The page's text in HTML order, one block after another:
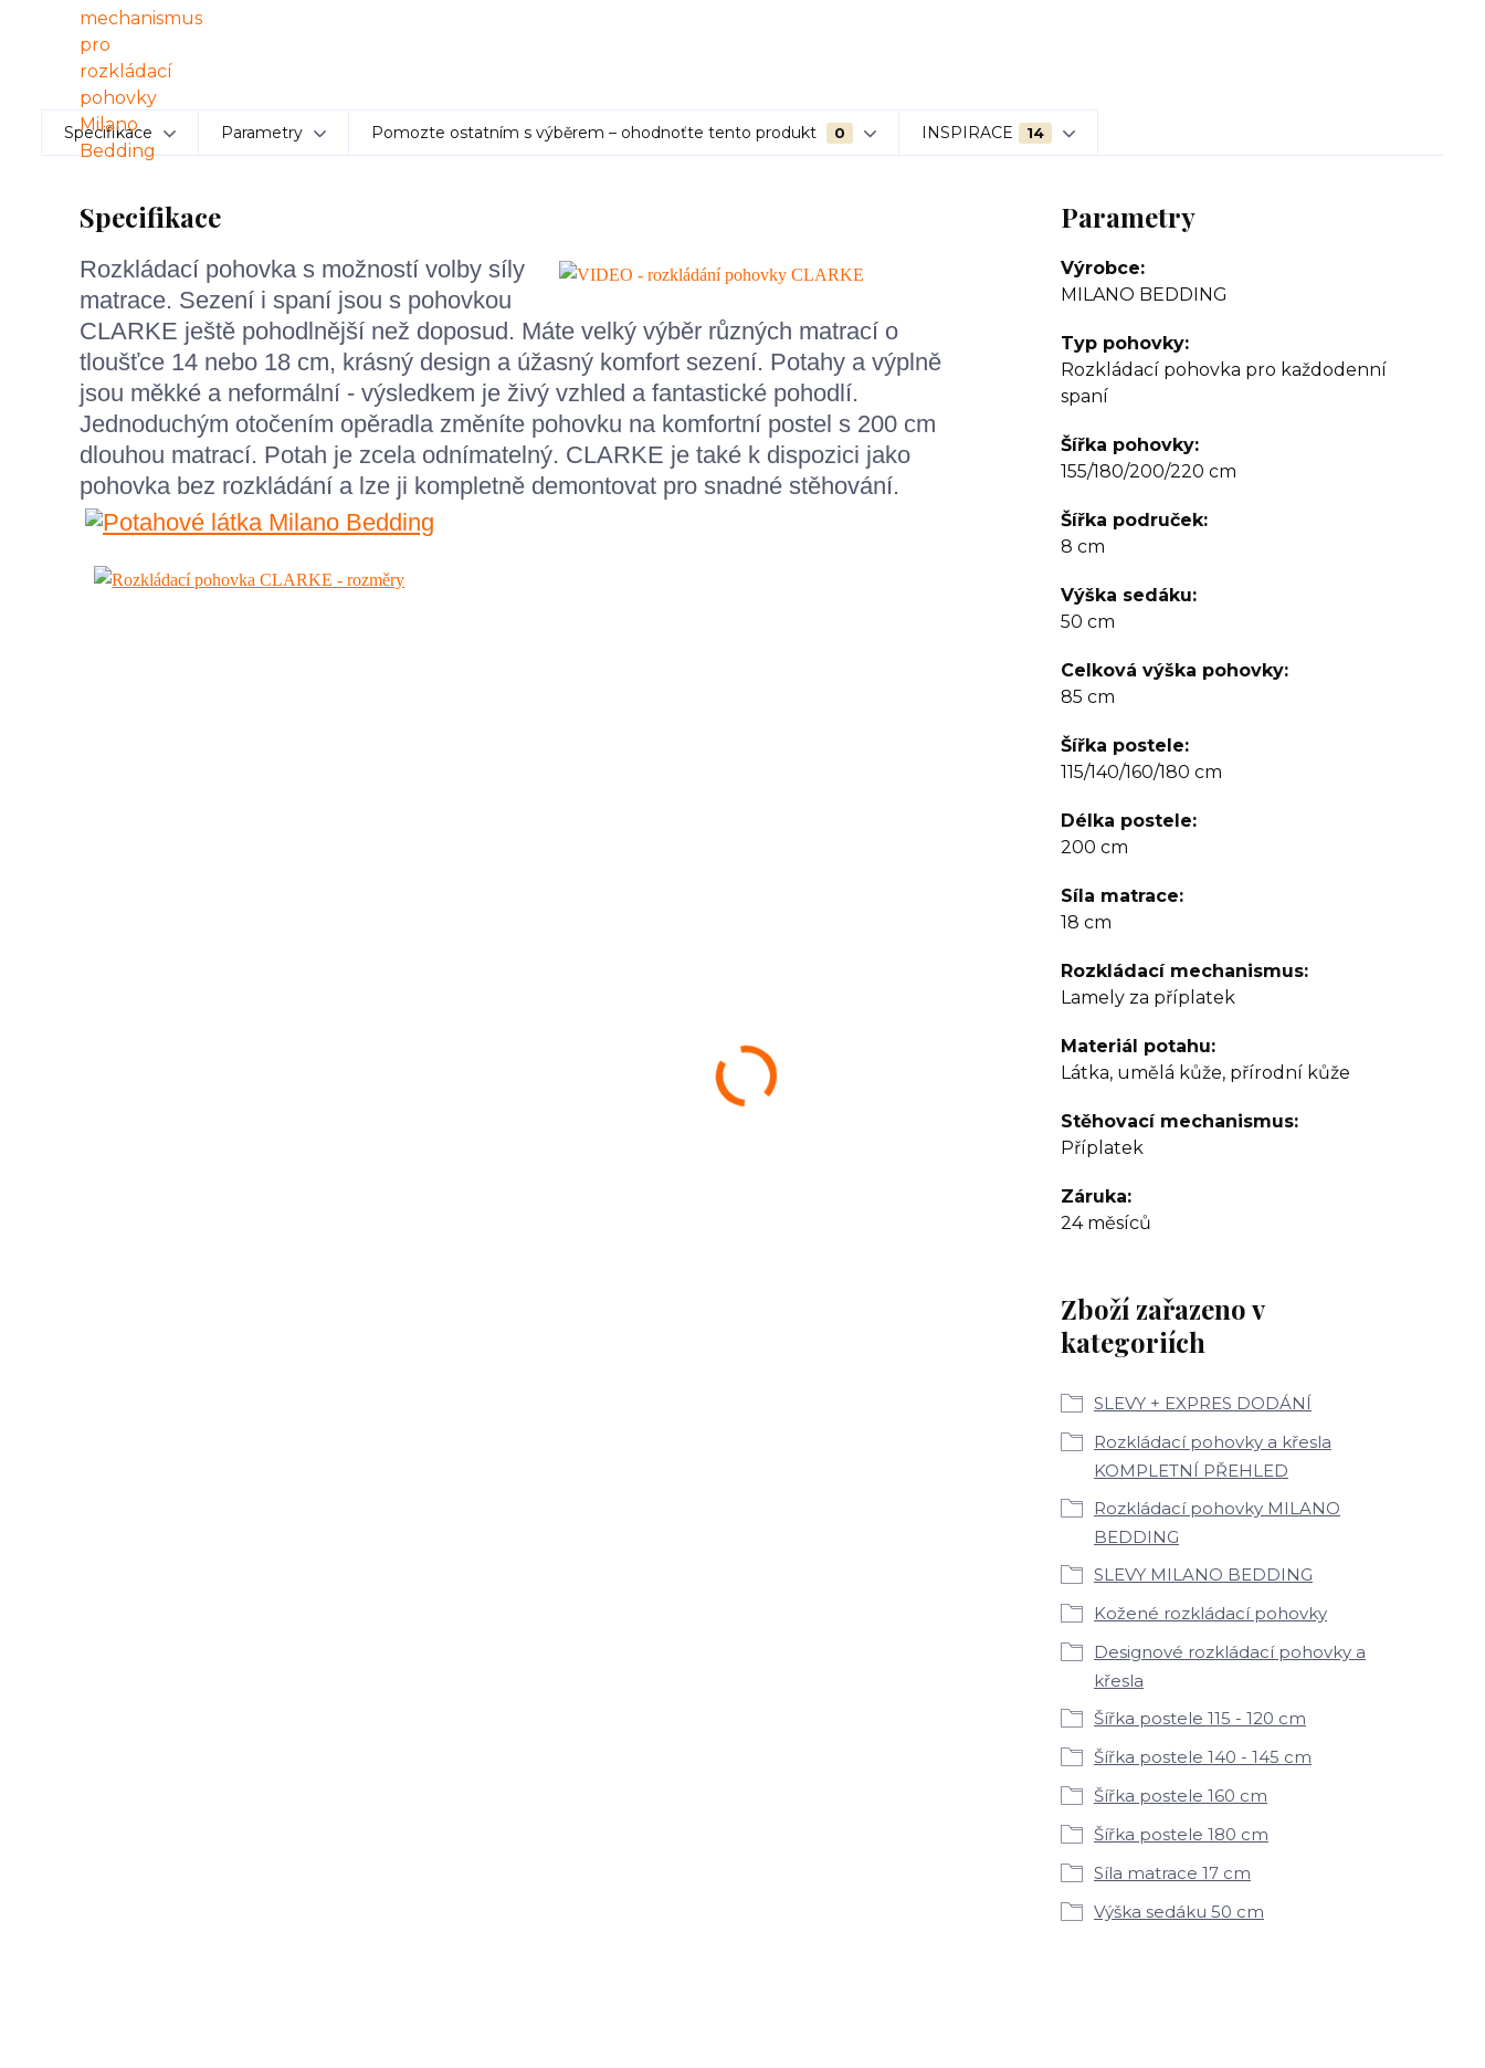
Specifikace Parametry Pomozte ostatním s výběrem – ohodnoťte tento produkt 0 INSPIRACE 14
Specifikace
Rozkládací pohovka s možností volby síly
matrace. Sezení i spaní jsou s pohovkou
CLARKE ještě pohodlnější než doposud. Máte velký výběr různých matrací o
tloušťce 14 nebo 18 cm, krásný design a úžasný komfort sezení. Potahy a výplně
jsou měkké a neformální - výsledkem je živý vzhled a fantastické pohodlí.
Jednoduchým otočením opěradla změníte pohovku na komfortní postel s 200 cm
dlouhou matrací. Potah je zcela odnímatelný. CLARKE je také k dispozici jako
pohovka bez rozkládání a lze ji kompletně demontovat pro snadné stěhování.
Parametry
Výrobce
MILANO BEDDING
Typ pohovky
Rozkládací pohovka pro každodenní
spaní
Šířka pohovky
155/180/200/220 cm
Šířka područek
8 cm
Výška sedáku
50 cm
Celková výška pohovky
85 cm
Šířka postele
115/140/160/180 cm
Délka postele
200 cm
Síla matrace
18 cm
Rozkládací mechanismus
Lamely za příplatek
Materiál potahu
Látka, umělá kůže, přírodní kůže
Stěhovací mechanismus
Příplatek
Záruka
24 měsíců
Zboží zařazeno v
kategoriích
SLEVY + EXPRES DODÁNÍ
Rozkládací pohovky a křesla
KOMPLETNÍ PŘEHLED
Rozkládací pohovky MILANO
BEDDING
SLEVY MILANO BEDDING
Kožené rozkládací pohovky
Designové rozkládací pohovky a
křesla
Šířka postele 115 - 120 cm
Šířka postele 140 - 145 cm
Šířka postele 160 cm
Šířka postele 180 cm
Síla matrace 17 cm
Výška sedáku 50 cm